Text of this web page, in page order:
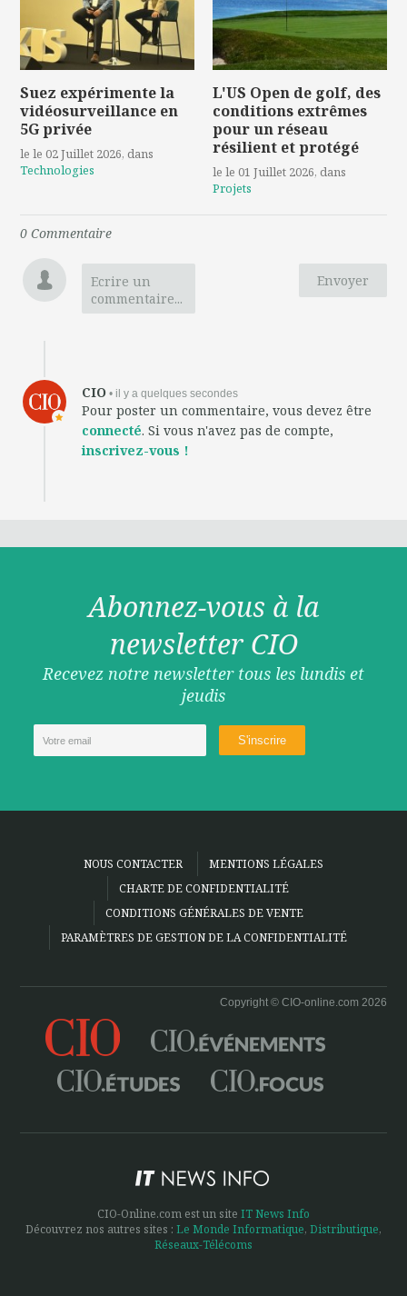
Suez expérimente la
vidéosurveillance en
5G privée
le le 02 Juillet 2026, dans
Technologies
L'US Open de golf, des
conditions extrêmes
pour un réseau
résilient et protégé
le le 01 Juillet 2026, dans
Projets
0 Commentaire
Envoyer
Ecrire un
commentaire...
CIO • il y a quelques secondes
Pour poster un commentaire, vous devez être
connecté. Si vous n'avez pas de compte,
inscrivez-vous !
Abonnez-vous à la
newsletter CIO
Recevez notre newsletter tous les lundis et
jeudis
NOUS CONTACTER
MENTIONS LÉGALES
CHARTE DE CONFIDENTIALITÉ
CONDITIONS GÉNÉRALES DE VENTE
PARAMÈTRES DE GESTION DE LA CONFIDENTIALITÉ
Copyright © CIO-online.com 2026
CIO-Online.com est un site IT News Info
Découvrez nos autres sites : Le Monde Informatique, Distributique,
Réseaux-Télécoms